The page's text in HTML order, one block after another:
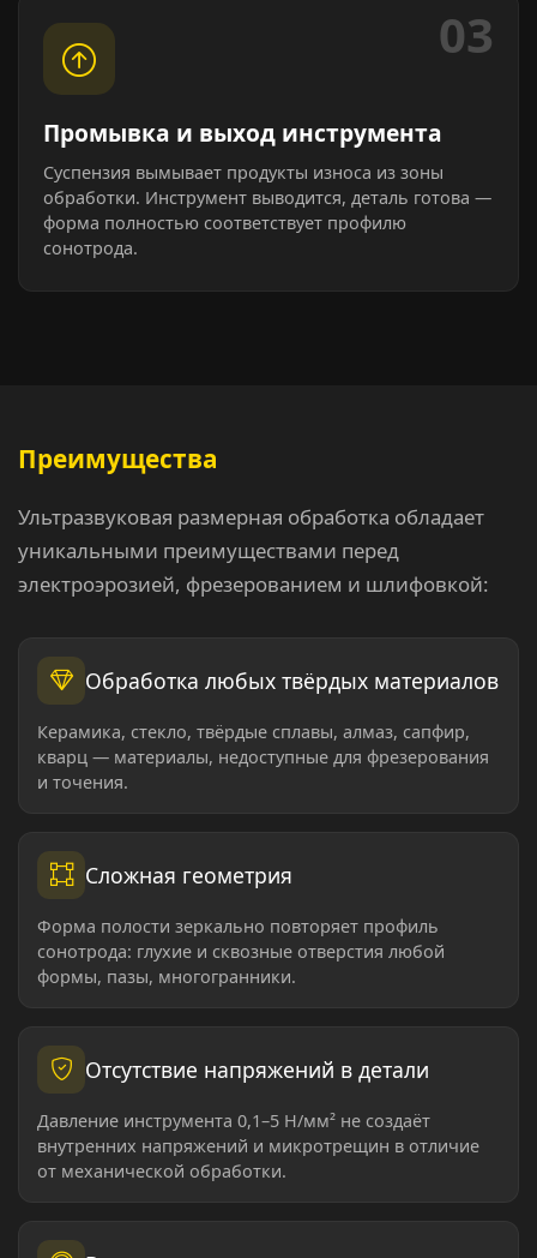
03
Промывка и выход инструмента
Суспензия вымывает продукты износа из зоны
обработки. Инструмент выводится, деталь готова —
форма полностью соответствует профилю
сонотрода.
Преимущества
Ультразвуковая размерная обработка обладает
уникальными преимуществами перед
электроэрозией, фрезерованием и шлифовкой:
Обработка любых твёрдых материалов
Керамика, стекло, твёрдые сплавы, алмаз, сапфир,
кварц — материалы, недоступные для фрезерования
и точения.
Сложная геометрия
Форма полости зеркально повторяет профиль
сонотрода: глухие и сквозные отверстия любой
формы, пазы, многогранники.
Отсутствие напряжений в детали
Давление инструмента 0,1–5 Н/мм² не создаёт
внутренних напряжений и микротрещин в отличие
от механической обработки.